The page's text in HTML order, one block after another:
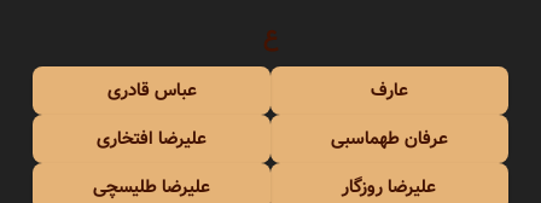
ع
عارف
عباس قادری
عرفان طهماسبی
علیرضا افتخاری
علیرضا روزگار
علیرضا طلیسچی